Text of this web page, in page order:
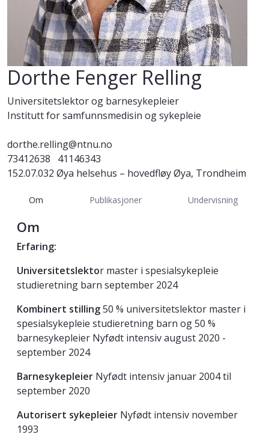
Dorthe Fenger Relling
Universitetslektor og barnesykepleier
Institutt for samfunnsmedisin og sykepleie
dorthe.relling@ntnu.no
73412638
41146343
152.07.032 Øya helsehus – hovedfløy Øya, Trondheim
Om Publikasjoner Undervisning
Om
Erfaring:
Universitetslektor master i spesialsykepleie
studieretning barn september 2024
Kombinert stilling50 % universitetslektor master i
spesialsykepleie studieretning barn og 50 %
barnesykepleier Nyfødt intensiv august 2020 -
september 2024
Barnesykepleier Nyfødt intensiv januar 2004 til
september 2020
Autorisert sykepleier Nyfødt intensiv november
1993